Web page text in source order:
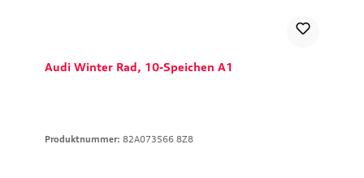
Audi Winter Rad, 10-Speichen A1
Produktnummer: 82A073566 8Z8